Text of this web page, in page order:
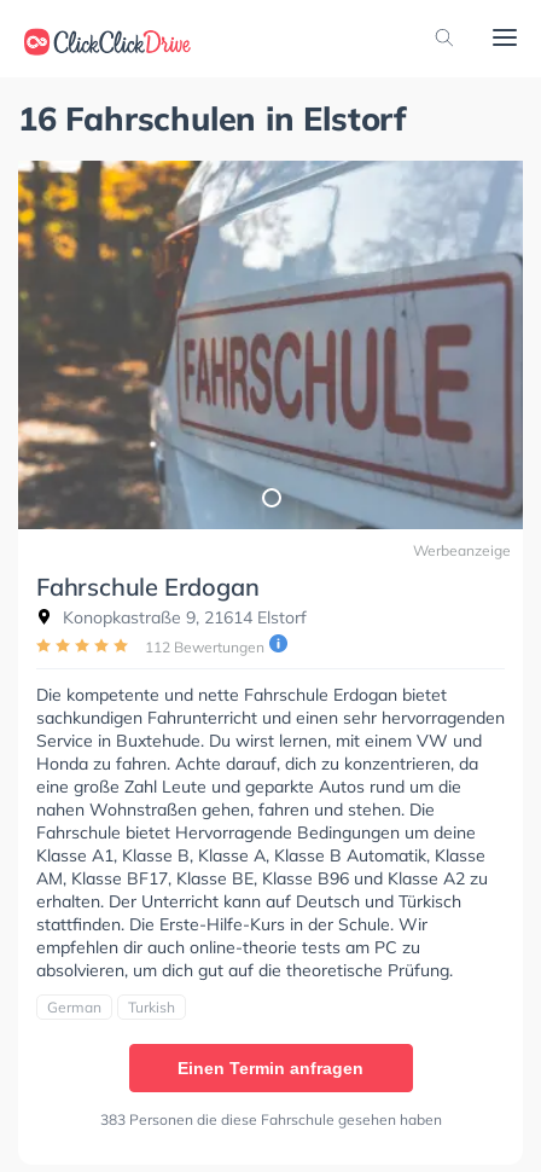
16 Fahrschulen in Elstorf
Werbeanzeige
Fahrschule Erdogan
Konopkastraße 9, 21614 Elstorf
112 Bewertungen
Die kompetente und nette Fahrschule Erdogan bietet
sachkundigen Fahrunterricht und einen sehr hervorragenden
Service in Buxtehude. Du wirst lernen, mit einem VW und
Honda zu fahren. Achte darauf, dich zu konzentrieren, da
eine große Zahl Leute und geparkte Autos rund um die
nahen Wohnstraßen gehen, fahren und stehen. Die
Fahrschule bietet Hervorragende Bedingungen um deine
Klasse A1, Klasse B, Klasse A, Klasse B Automatik, Klasse
AM, Klasse BF17, Klasse BE, Klasse B96 und Klasse A2 zu
erhalten. Der Unterricht kann auf Deutsch und Türkisch
stattfinden. Die Erste-Hilfe-Kurs in der Schule. Wir
empfehlen dir auch online-theorie tests am PC zu
absolvieren, um dich gut auf die theoretische Prüfung.
German Turkish
Einen Termin anfragen
383 Personen die diese Fahrschule gesehen haben